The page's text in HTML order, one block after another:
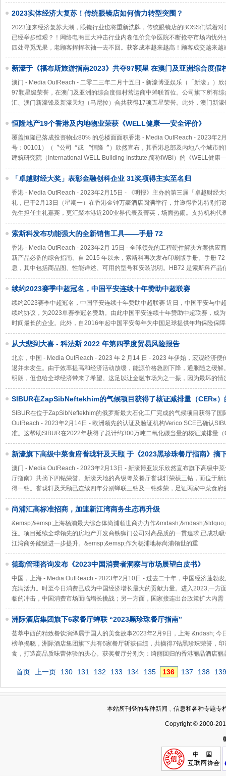
2023实体经济大复苏！传统眼镜店如何借力转型突围？
2023迎来经济复苏大潮，眼镜行业也将重新洗牌，传统眼镜店的BOSS们试着
已经举步维艰？！网络电商巨大冲击行业内卷低价竞争医院不断抢夺市场内忧
四处寻觅无果，老顾客挥挥衣袖一去不回。获客成本越来越高！顾客成交越来
新濠于《福布斯旅游指南2023》共夺97颗星 在澳门及亚洲综合度假
澳门 - Media OutReach - 二零二三年二月十五日 - 新濠博亚娱乐（「新濠」）
97颗星级荣誉，在澳门及亚洲的综合度假村营运商中蝉联首位。公司旗下所有
汇、澳门新濠锋及新濠天地（马尼拉）合共获得17项五星荣誉。此外，澳门新
恒隆地产19个香港及内地物业荣获《WELL健康──安全评价》
覆盖恒隆已落成投资物业80% 的总楼面面积香港 - Media OutReach - 2023年2
号：00101）（〝公司〞或 〝恒隆〞）欣然宣布，其香港总部及内地八个城市
建筑研究院（International WELL Building Institute,简称IWBI）的《WELL健康
「卓越财经大奖」表彰金融创科企业 31奖项得主实至名归
香港 - Media OutReach - 2023年2月15日 - 《明报》主办的第三届「卓越财经
礼，已于2月13日（星期一）在香港金钟万豪酒店圆满举行，并邀得香港特别行
先生担任主礼嘉宾，更汇聚本港近200业界代表及菁英，场面热闹。支持机构代
索斯科发布功能强大的全新销售工具——手册 72
香港 - Media OutReach - 2023年2月 15日 - 全球领先的工程硬件解决方案供应
新产品必备的综合指南。自 2015 年以来，索斯科再次发布印刷版手册。手册
息，其中包括商品图、性能详述、可用的型号和安装说明。HB72 是索斯科产品
续约2023赛季中超冠名，中国平安连续十年赞助中超联赛
续约2023赛季中超冠名，中国平安连续十年赞助中超联赛 近日，中国平安与中
续约协议，为2023单赛季冠名赞助。由此中国平安连续十年赞助中超联赛，成
时间最长的企业。此外，自2016年起中国平安每年为中国足球提供年均保险保
从大悲到大喜 - 科法斯 2022 年第四季度贸易风险报告
北京，中国 - Media OutReach - 2023 年 2 月14 日 - 2023 年伊始，宏观经济便
退并未发生。由于效率提高和经济活动放缓，能源价格急剧下降，通胀随之缓
明朗，但也给全球经济带来了希望。这足以让金融市场为之一振，因为最坏的情
SIBUR在ZapSibNeftekhim的气候项目获得了核证减排量（CERs）
SIBUR在位于ZapSibNeftekhim的俄罗斯最大石化工厂完成的气候项目获得了国
OutReach - 2023年2月14日 - 欧洲领先的认证及验证机构Verico SCE已确认
准。这帮助SIBUR在2022年获得了总计约300万吨二氧化碳当量的核证减排量
新濠旗下高级中菜食府誉珑轩及天颐 于《2023黑珍珠餐厅指南》摘
澳门 - Media OutReach - 2023年2月13日 - 新濠博亚娱乐欣然宣布旗下高级中
厅指南》共摘下四钻荣誉。新濠天地的高级粤菜餐厅誉珑轩荣获三钻，而位于
得一钻。誉珑轩及天颐已连续四年分别蝉联三钻及一钻殊荣，足证两家中菜食府
尚浦汇高标准招商，加速新江湾商务生态再升级
&emsp;&emsp;上海杨浦最大综合体尚浦领世商办力作
注。项目延续全球领先的房地产开发商铁狮门公司对高品质的一贯追求,已成功
江湾商务能级进一步提升。&emsp;&emsp;作为杨浦地标尚浦领世的重
德勤管理咨询发布《2023中国消费者洞察与市场展望白皮书》
中国，上海 - Media OutReach - 2023年2月10日 - 过去二十年，中国经济蓬勃
充满活力。时至今日消费已成为中国经济增长最大的贡献力量。进入2023,一方
临的冲击，中国消费市场面临增长挑战；另一方面，国家接连出台政策扩大内需
洲际酒店集团旗下6家餐厅蝉联 “2023黑珍珠餐厅指南”
荟萃中西的精致餐饮演绎属于国人的美食故事2023年2月9日，上海 &ndash;
榜单揭晓，洲际酒店集团旗下共有6家餐厅斩获佳绩，共摘得7钻黑珍珠荣誉，
食，打造高品质味蕾体验的决心。获奖餐厅分别为：绮丽回归的香港丽晶酒店丽
首页 上一页 130 131 132 133 134 135 136 137 138
本站所刊登的各种新闻﹑信息和各种专题专
Copyright © 2000-